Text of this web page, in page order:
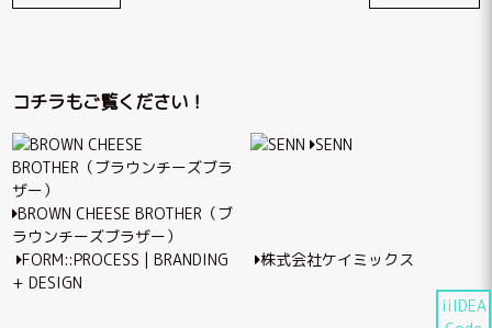
iiIDEA
稿
ゲ
ー
シ
ョ
ン
コチラもご覧ください！
BROWN CHEESE BROTHER（ブ
ラウンチーズブラザー）
SENN
FORM::PROCESS | BRANDING
+ DESIGN
株式会社ケイミックス